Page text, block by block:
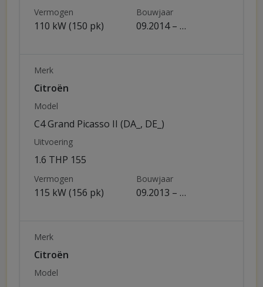
Vermogen
110 kW (150 pk)
Bouwjaar
09.2014 – …
Merk
Citroën
Model
C4 Grand Picasso II (DA_, DE_)
Uitvoering
1.6 THP 155
Vermogen
115 kW (156 pk)
Bouwjaar
09.2013 – …
Merk
Citroën
Model